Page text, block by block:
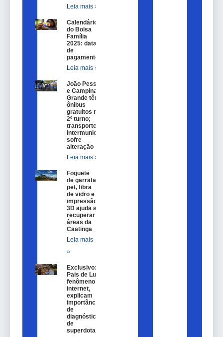
Leia mais »
Calendário
do Bolsa
Família
2025: datas
de
pagamento.
Leia mais »
João Pessoa
e Campina
Grande têm
ônibus
gratuitos no
2º turno;
transporte
intermunicipal
sofre
alteração
Leia mais »
Foguete
de garrafa
pet, fibra
de vidro e
impressão
3D ajuda a
recuperar
áreas da
Caatinga
Leia mais
»
Exclusivo:
Pais de Lulu,
fenômeno na
internet,
explicam
importância
de
diagnóstico
de
superdotação